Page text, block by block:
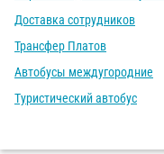
Доставка сотрудников
Трансфер Платов
Автобусы междугородние
Туристический автобус